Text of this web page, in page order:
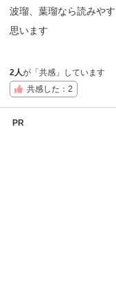
波瑠、葉瑠なら読みや
思います
2人が「共感」しています
共感した：2
PR